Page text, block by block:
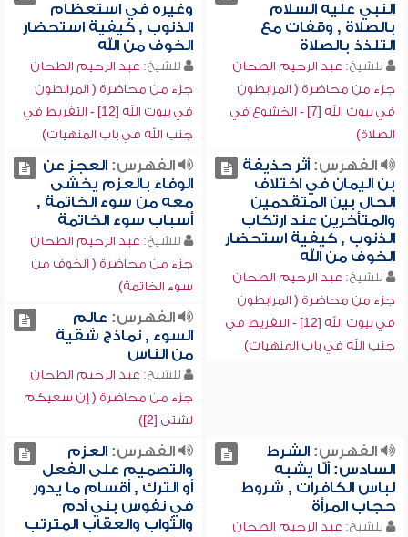
النبي عليه السلام
بالصلاة , وقفات مع
التلذذ بالصلاة
للشيخ: عبد الرحيم الطحان
جزء من محاضرة ( المرابطون
في بيوت الله [7] - الخشوع في
الصلاة)
وغيره في استعظام
الذنوب , كيفية استحضار
الخوف من الله
للشيخ: عبد الرحيم الطحان
جزء من محاضرة ( المرابطون
في بيوت الله [12] - التفريط في
جنب الله في باب المنهيات)
الفهرس:أثر حذيفة
بن اليمان في اختلاف
الحال بين المتقدمين
والمتأخرين عند ارتكاب
الذنوب , كيفية استحضار
الخوف من الله
للشيخ: عبد الرحيم الطحان
جزء من محاضرة ( المرابطون
في بيوت الله [12] - التفريط في
جنب الله في باب المنهيات)
الفهرس:العجز عن
الوفاء بالعزم يخشى
معه من سوء الخاتمة ,
أسباب سوء الخاتمة
للشيخ: عبد الرحيم الطحان
جزء من محاضرة ( الخوف من
سوء الخاتمة)
الفهرس: عالم
السوء , نماذج شقية
من الناس
للشيخ: عبد الرحيم الطحان
جزء من محاضرة ( إن سعيكم
لشتى [2])
الفهرس:الشرط
السادس: ألّا يشبه
لباس الكافرات , شروط
حجاب المرأة
للشيخ: عبد الرحيم الطحان
الفهرس:العزم
والتصميم على الفعل
أو الترك , أقسام ما يدور
في نفوس بني آدم
والثواب والعقاب المترتب